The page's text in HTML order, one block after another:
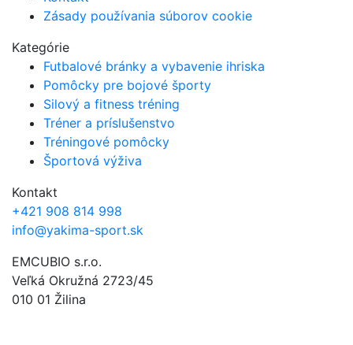
Zásady používania súborov cookie
Kategórie
Futbalové bránky a vybavenie ihriska
Pomôcky pre bojové športy
Silový a fitness tréning
Tréner a príslušenstvo
Tréningové pomôcky
Športová výživa
Kontakt
+421 908 814 998
info@yakima-sport.sk
EMCUBIO s.r.o.
Veľká Okružná 2723/45
010 01 Žilina